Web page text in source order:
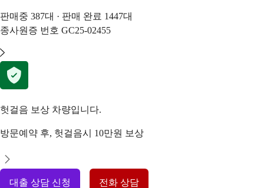
판매중 387대 · 판매 완료 1447대
종사원증 번호 GC25-02455
헛걸음 보상 차량입니다.
방문예약 후, 헛걸음시 10만원 보상
대출 상담 신청 전화 상담